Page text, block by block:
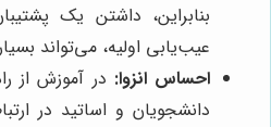
بنابراین، داشتن یک
عیب‌یابی اولیه، می‌تواند
احساس انزوا: در آموزش از
دانشجویان و اساتید در